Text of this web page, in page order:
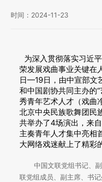
对外交流
刊物出版
青年工作者之友
意见建议
时间：2024-11-23
为深入贯彻落实习近
荣发展戏曲事业关键在
日—19日，由中宣部文
和中国剧协共同主办
秀青年艺术人才（戏曲
北京中央民族歌舞团民
共举办了4场演出，来
主奏青年人才集中亮相
大网络戏迷献上了精彩
中国文联党组书记、
联党组成员、副主席、书